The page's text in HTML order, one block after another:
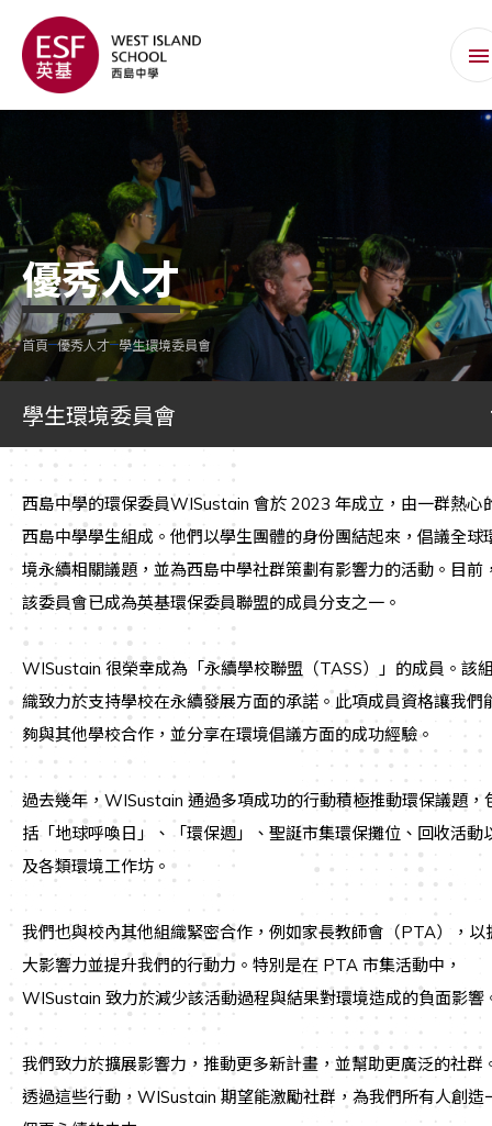
優秀人才
首頁 優秀人才 學生環境委員會
學生環境委員會
西島中學的環保委員WISustain 會於 2023 年成立，由一群熱心
西島中學學生組成。他們以學生團體的身份團結起來，倡議全球
境永續相關議題，並為西島中學社群策劃有影響力的活動。目前
該委員會已成為英基環保委員聯盟的成員分支之一。
WISustain 很榮幸成為「永續學校聯盟（TASS）」的成員。該
織致力於支持學校在永續發展方面的承諾。此項成員資格讓我們
夠與其他學校合作，並分享在環境倡議方面的成功經驗。
過去幾年，WISustain 通過多項成功的行動積極推動環保議題，
括「地球呼喚日」、「環保週」、聖誕市集環保攤位、回收活動
及各類環境工作坊。
我們也與校內其他組織緊密合作，例如家長教師會（PTA），以
大影響力並提升我們的行動力。特別是在 PTA 市集活動中，
WISustain 致力於減少該活動過程與結果對環境造成的負面影響
我們致力於擴展影響力，推動更多新計畫，並幫助更廣泛的社群
透過這些行動，WISustain 期望能激勵社群，為我們所有人創造